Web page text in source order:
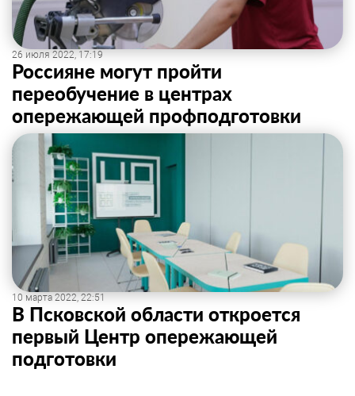
26 июля 2022, 17:19
Россияне могут пройти
переобучение в центрах
опережающей профподготовки
10 марта 2022, 22:51
В Псковской области откроется
первый Центр опережающей
подготовки